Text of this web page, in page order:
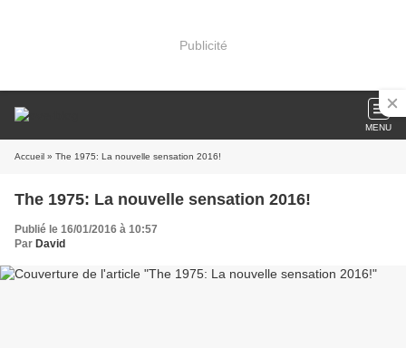
Publicité
MENU
Accueil » The 1975: La nouvelle sensation 2016!
The 1975: La nouvelle sensation 2016!
Publié le 16/01/2016 à 10:57
Par David